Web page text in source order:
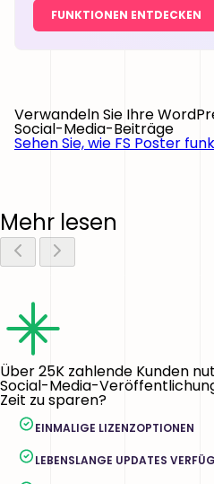
FUNKTIONEN ENTDECKEN
Verwandeln Sie Ihre
Social-Media-Beiträge
Sehen Sie, wie FS Poster
Mehr lesen
Über 25K zahlende Kunden
Social-Media-
Zeit zu sparen?
EINMALIGE LIZENZOPTIONEN
LEBENSLANGE UPDATES